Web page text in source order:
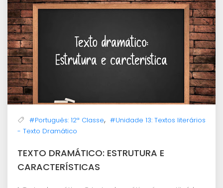
#Português: 12ª Classe, #Unidade 13: Textos literários
- Texto Dramático
TEXTO DRAMÁTICO: ESTRUTURA E
CARACTERÍSTICAS